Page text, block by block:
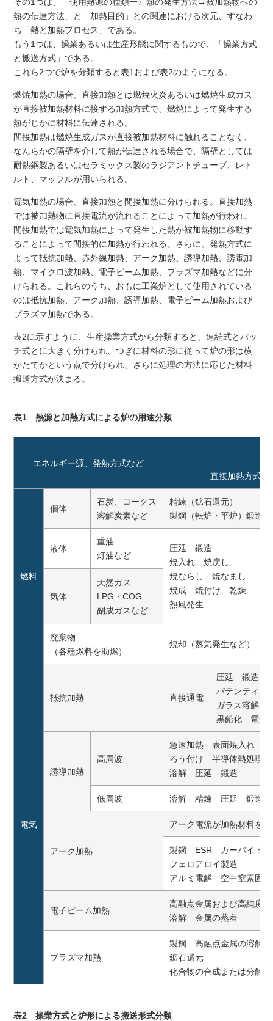
熱の伝達方法」と「加熱目的」との関連における次元、すなわ
ち「熱と加熱プロセス」である。
もう1つは、操業あるいは生産形態に関するもので、「操業方式
と搬送方式」である。
これら2つで炉を分類すると表1および表2のようになる。
燃焼加熱の場合、直接加熱とは燃焼火炎あるいは燃焼生成ガス
が直接被加熱材料に接する加熱方式で、燃焼によって発生する
熱がじかに材料に伝達される。
間接加熱は燃焼生成ガスが直接被加熱材料に触れることなく、
なんらかの隔壁を介して熱が伝達される場合で、隔壁としては
耐熱鋼製あるいはセラミックス製のラジアントチューブ、レト
ルト、マッフルが用いられる。
電気加熱の場合、直接加熱と間接加熱に分けられる。直接加熱
では被加熱物に直接電流が流れることによって加熱が行われ、
間接加熱では電気加熱によって発生した熱が被加熱物に移動す
ることによって間接的に加熱が行われる。さらに、発熱方式に
よって抵抗加熱、赤外線加熱、アーク加熱、誘導加熱、誘電加
熱、マイクロ波加熱、電子ビーム加熱、プラズマ加熱などに分
けられる。これらのうち、おもに工業炉として使用されている
のは抵抗加熱、アーク加熱、誘導加熱、電子ビーム加熱および
プラズマ加熱である。
表2に示すように、生産操業方式から分類すると、連続式とバッ
チ式とに大きく分けられ、つぎに材料の形に従って炉の形は横
かたてかという点で分けられ、さらに処理の方法に応じた材料
搬送方式が決まる。
表1 熱源と加熱方式による炉の用途分類
エネルギー源、発熱方式など
直接加熱方式
燃料
個体
石炭、コークス
溶解炭素など
精練（鉱石還元）
製鋼（転炉・平炉）鍛造
液体
重油
灯油など
圧延 鍛造
焼入れ 焼戻し
焼ならし 焼なまし
焼成 焼付け 乾燥
熱風発生
気体
天然ガス
LPG・COG
副成ガスなど
廃棄物
（各種燃料を助燃）
焼却（蒸気発生など）
電気
抵抗加熱 直接通電
圧延 鍛造
パテンティン
ガラス溶解
黒鉛化 電気
誘導加熱
高周波
急速加熱 表面焼入れ
ろう付け 半導体熱処理
溶解 圧延 鍛造
低周波 溶解 精錬 圧延 鍛造
アーク加熱
アーク電流が加熱材料を
製鋼 ESR カーバイド製
フェロアロイ製造
アルミ電解 空中窒素固定
電子ビーム加熱
高融点金属および高純度
溶解 金属の蒸着
プラズマ加熱
製鋼 高融点金属の溶解
鉱石還元
化合物の合成または分解
表2 操業方式と炉形による搬送形式分類